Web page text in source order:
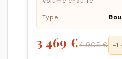
Type
3 469 €4 905 € −1